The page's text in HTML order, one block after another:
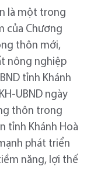
là một trong
của Chương
thôn mới,
nông nghiệp
tỉnh Khánh
UBND ngày
thôn trong
tỉnh Khánh Hoà
phát triển
năng, lợi thế